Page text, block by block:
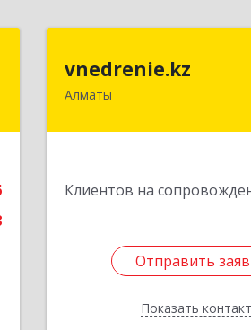
vnedrenie.kz
Алматы
Клиентов на
Отправить
Показать
Казахстан, г.Алматы,
Отправить
Назад